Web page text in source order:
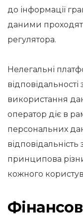
до інформації
даними
регулятора.
Нелегальні
використання
оператор діє в
персональних
принципова
кожного